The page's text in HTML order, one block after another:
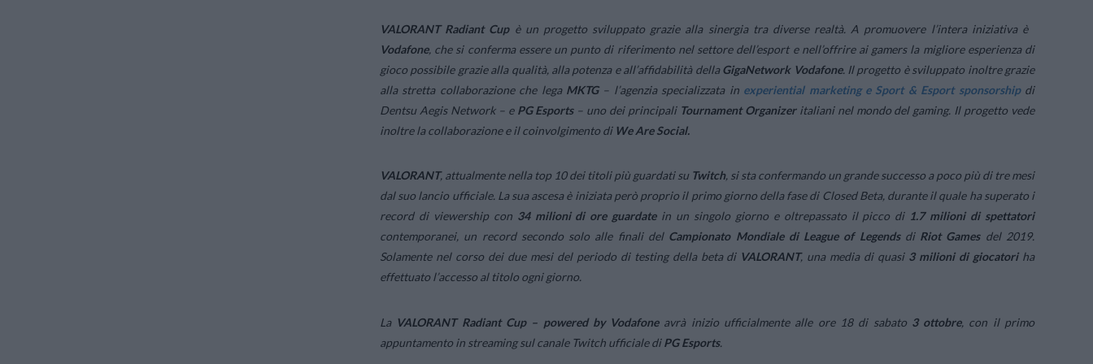
VALORANT Radiant Cupè un progetto sviluppato grazie alla sinergia tra diverse realtà. A promuovere l’intera iniziativa è
Vodafone, che si conferma essere un punto di riferimento nel settore dell’esport e nell’offrire ai gamers la migliore esperienza di
gioco possibile grazie alla qualità, alla potenza e all’affidabilità dellaGigaNetwork Vodafone. Il progetto è sviluppato inoltre grazie
alla stretta collaborazione che lega MKTG– l’agenzia specializzata in experiential marketing e Sport & Esport sponsorshipdi
Dentsu Aegis Network – e PG Esports– uno dei principali Tournament Organizeritaliani nel mondo del gaming. Il progetto vede
inoltre la collaborazione e il coinvolgimento di We Are Social.
VALORANT, attualmente nella top 10 dei titoli più guardati su Twitch, si sta confermando un grande successo a poco più di tre mesi
dal suo lancio ufficiale. La sua ascesa è iniziata però proprio il primo giorno della fase di Closed Beta, durante il quale ha superato i
record di viewership con 34 milioni di ore guardatein un singolo giorno e oltrepassato il picco di 1.7 milioni di spettatori
contemporanei, un record secondo solo alle finali del Campionato Mondiale di League of Legendsdi Riot Gamesdel 2019.
Solamente nel corso dei due mesi del periodo di testing della beta di VALORANT, una media di quasi 3 milioni di giocatoriha
effettuato l’accesso al titolo ogni giorno.
La VALORANT Radiant Cup – powered by Vodafoneavrà inizio ufficialmente alle ore 18 di sabato 3 ottobre, con il primo
appuntamento in streaming sul canale Twitch ufficiale diPG Esports.